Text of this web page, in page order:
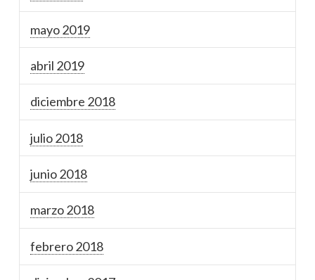
mayo 2019
abril 2019
diciembre 2018
julio 2018
junio 2018
marzo 2018
febrero 2018